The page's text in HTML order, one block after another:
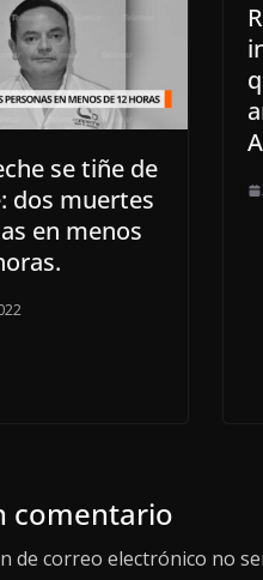
se tiñe de
dos muertes
en menos
comentario
de correo electrónico no